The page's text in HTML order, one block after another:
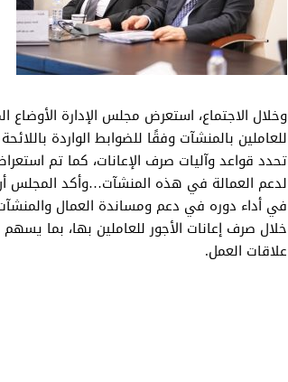
وخلال الاجتماع، استعرض مجلس الإدارة الأوضاع
للعاملين بالمنشآت وفقًا للضوابط الواردة
تحدد قواعد وآليات صرف الإعانات، كما تم
لدعم العمالة في هذه المنشآت…وأكد المجلس
في أداء دوره في دعم ومساندة العمال
خلال صرف إعانات الأجور للعاملين بها، بما
علاقات العمل.